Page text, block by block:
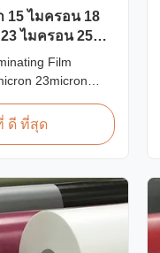
15 ไมครอน 18
ไมครอน 25
Film
23micron
Shine
Film As a
...
ดี ที่สุด